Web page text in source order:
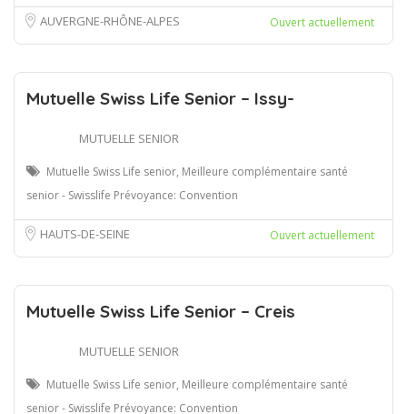
AUVERGNE-RHÔNE-ALPES Ouvert actuellement
Mutuelle Swiss Life Senior – Issy-
MUTUELLE SENIOR
Mutuelle Swiss Life senior, Meilleure complémentaire santé
senior - Swisslife Prévoyance: Convention
HAUTS-DE-SEINE Ouvert actuellement
Mutuelle Swiss Life Senior – Creis
MUTUELLE SENIOR
Mutuelle Swiss Life senior, Meilleure complémentaire santé
senior - Swisslife Prévoyance: Convention